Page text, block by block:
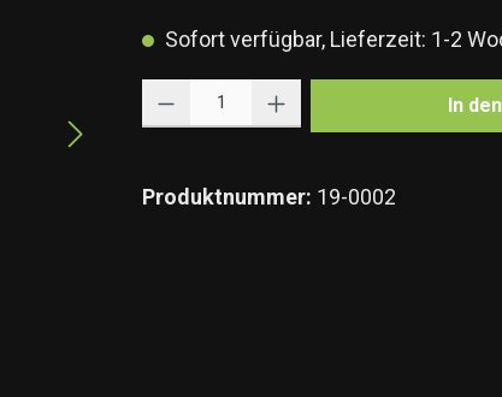
Sofort verfügbar, Lieferzeit: 1-2
In
Produktnummer: 19-0002